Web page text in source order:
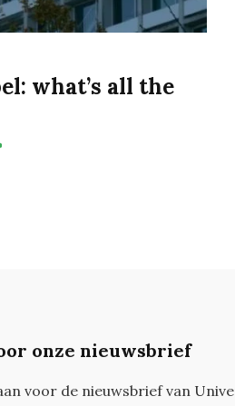
what’s all the
onze nieuwsbrief
voor de nieuwsbrief van